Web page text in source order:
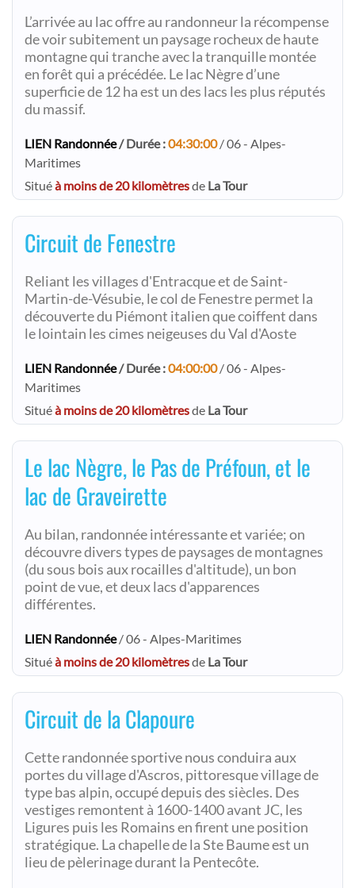
L’arrivée au lac offre au randonneur la récompense
de voir subitement un paysage rocheux de haute
montagne qui tranche avec la tranquille montée
en forêt qui a précédée. Le lac Nègre d’une
superficie de 12 ha est un des lacs les plus réputés
du massif.
LIEN Randonnée/ Durée :04:30:00/ 06 - Alpes-
Maritimes
Situéà moins de 20 kilomètresde La Tour
Circuit de Fenestre
Reliant les villages d'Entracque et de Saint-
Martin-de-Vésubie, le col de Fenestre permet la
découverte du Piémont italien que coiffent dans
le lointain les cimes neigeuses du Val d'Aoste
LIEN Randonnée/ Durée :04:00:00/ 06 - Alpes-
Maritimes
Situéà moins de 20 kilomètresde La Tour
Le lac Nègre, le Pas de Préfoun, et le
lac de Graveirette
Au bilan, randonnée intéressante et variée; on
découvre divers types de paysages de montagnes
(du sous bois aux rocailles d'altitude), un bon
point de vue, et deux lacs d'apparences
différentes.
LIEN Randonnée/ 06 - Alpes-Maritimes
Situéà moins de 20 kilomètresde La Tour
Circuit de la Clapoure
Cette randonnée sportive nous conduira aux
portes du village d'Ascros, pittoresque village de
type bas alpin, occupé depuis des siècles. Des
vestiges remontent à 1600-1400 avant JC, les
Ligures puis les Romains en firent une position
stratégique. La chapelle de la Ste Baume est un
lieu de pèlerinage durant la Pentecôte.